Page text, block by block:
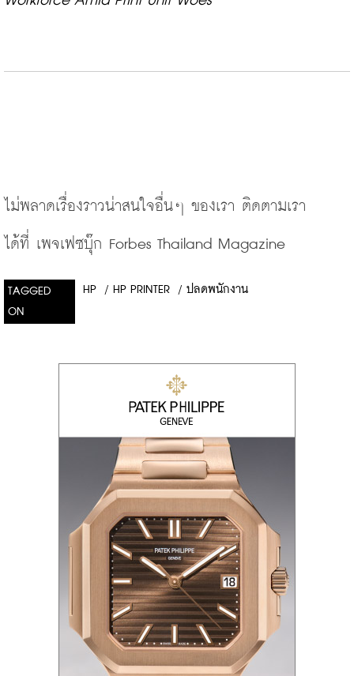
ไม่พลาดเรื่องราวน่าสนใจอื่นๆ ของเรา ติดตามเรา
ได้ที่ เพจเฟซบุ๊ก Forbes Thailand Magazine
TAGGED
ON
HP / HP PRINTER / ปลดพนักงาน